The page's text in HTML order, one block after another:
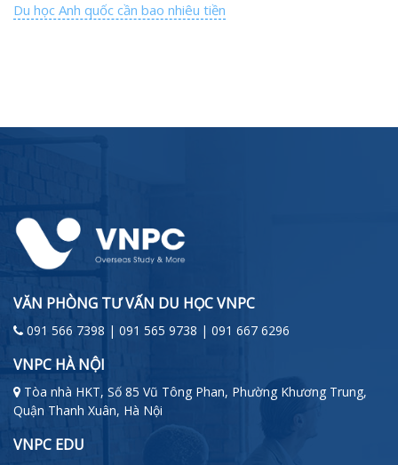
Du học Anh quốc cần bao nhiêu tiền
VĂN PHÒNG TƯ VẤN DU HỌC VNPC
091 566 7398 | 091 565 9738 | 091 667 6296
VNPC HÀ NỘI
Tòa nhà HKT, Số 85 Vũ Tông Phan, Phường Khương Trung,
Quận Thanh Xuân, Hà Nội
VNPC EDU